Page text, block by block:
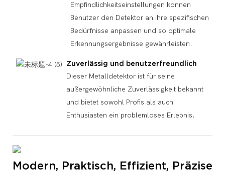
Empfindlichkeitseinstellungen können
Benutzer den Detektor an ihre spezifischen
Bedürfnisse anpassen und so optimale
Erkennungsergebnisse gewährleisten.
Zuverlässig und benutzerfreundlich
Dieser Metalldetektor ist für seine
außergewöhnliche Zuverlässigkeit bekannt
und bietet sowohl Profis als auch
Enthusiasten ein problemloses Erlebnis.
Modern, Praktisch, Effizient, Präzise